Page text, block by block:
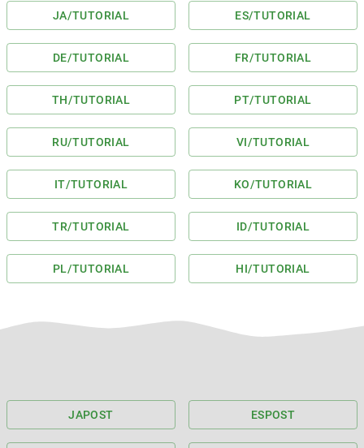
JA/TUTORIAL ES/TUTORIAL
DE/TUTORIAL FR/TUTORIAL
TH/TUTORIAL PT/TUTORIAL
RU/TUTORIAL VI/TUTORIAL
IT/TUTORIAL KO/TUTORIAL
TR/TUTORIAL ID/TUTORIAL
PL/TUTORIAL HI/TUTORIAL
JAPOST ESPOST